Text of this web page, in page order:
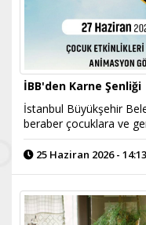
İBB'den Karne Şenliği
İstanbul Büyükşehir
beraber çocuklara ve
25 Haziran 2026 - 14:13